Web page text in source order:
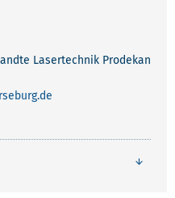
Lasertechnik Prodekan